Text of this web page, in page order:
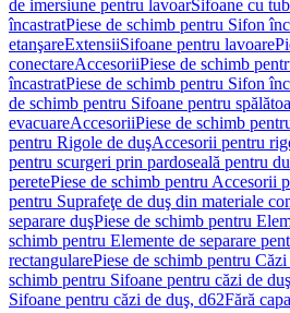
de imersiune pentru lavoarSifoane cu
încastratPiese de schimb pentru Sifon
etanşareExtensiiSifoane pentru lavoare
conectareAccesoriiPiese de schimb
încastratPiese de schimb pentru Sifon
de schimb pentru Sifoane pentru
evacuareAccesoriiPiese de schimb
pentru Rigole de duşAccesorii pentru
pentru scurgeri prin pardoseală pentru
peretePiese de schimb pentru Accesorii
pentru Suprafeţe de duş din materiale
separare duşPiese de schimb pentru
schimb pentru Elemente de separare
rectangularePiese de schimb pentru
schimb pentru Sifoane pentru căzi de
Sifoane pentru căzi de duş, d62Fără